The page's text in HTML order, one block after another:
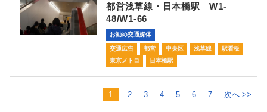
都営浅草線・日本橋駅 W1-
48/W1-66
お勧め交通媒体
交通広告 都営 中央区 浅草線
駅看板
東京メトロ
日本橋駅
1 2 3 4 5 6 7 次へ >>